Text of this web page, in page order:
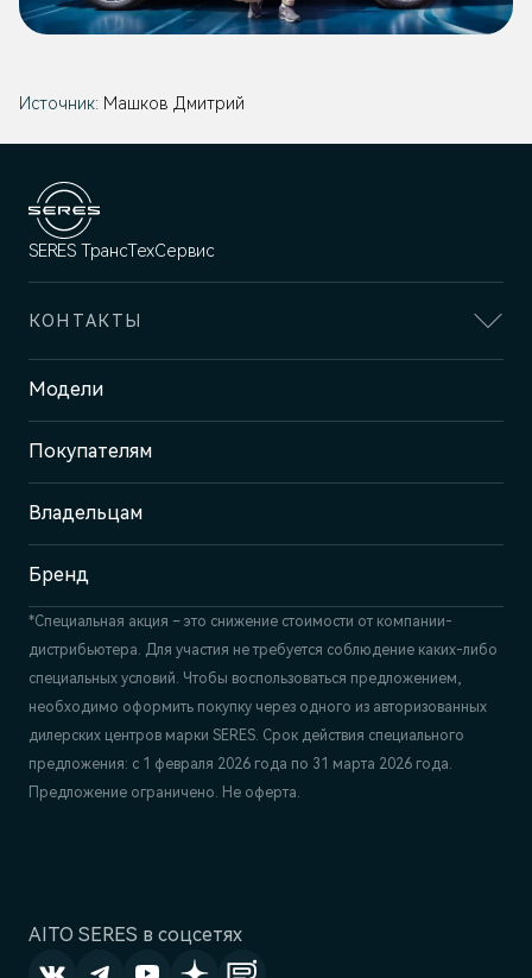
Источник: Машков Дмитрий
AITO SERES в соцсетях
SERES ТрансТехСервис
КОНТАКТЫ
Адрес
Казань, пр-т Победы, 93к1
Отдел продаж
+7 (843) 210-39-45
Сервис
+7 (843) 558-22-74
Модели
Покупателям
Владельцам
Бренд
*Специальная акция – это снижение стоимости от компании-
дистрибьютера. Для участия не требуется соблюдение каких-либо
специальных условий. Чтобы воспользоваться предложением,
необходимо оформить покупку через одного из авторизованных
дилерских центров марки SERES. Срок действия специального
предложения: с 1 февраля 2026 года по 31 марта 2026 года.
Предложение ограничено. Не оферта.